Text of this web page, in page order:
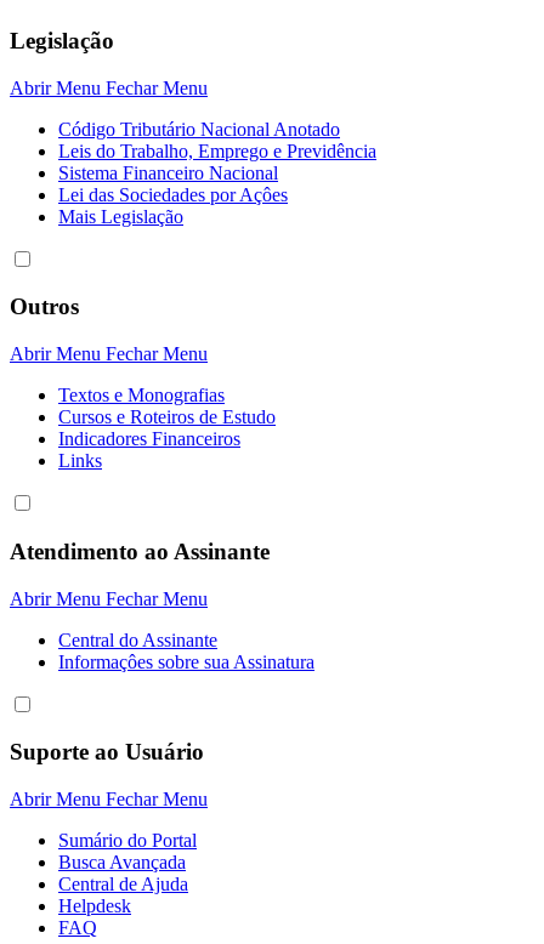
Legislação
Abrir Menu Fechar Menu
Código Tributário Nacional Anotado
Leis do Trabalho, Emprego e Previdência
Sistema Financeiro Nacional
Lei das Sociedades por Açôes
Mais Legislação
Outros
Abrir Menu Fechar Menu
Textos e Monografias
Cursos e Roteiros de Estudo
Indicadores Financeiros
Links
Atendimento ao Assinante
Abrir Menu Fechar Menu
Central do Assinante
Informaçôes sobre sua Assinatura
Suporte ao Usuário
Abrir Menu Fechar Menu
Sumário do Portal
Busca Avançada
Central de Ajuda
Helpdesk
FAQ